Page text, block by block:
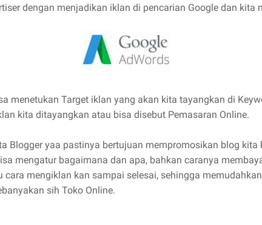
dengan menjadikan iklan di pencarian Google dan kita
menetukan Target iklan yang akan kita tayangkan di
kita ditayangkan atau bisa disebut Pemasaran Online.
Blogger yaa pastinya bertujuan mempromosikan blog kita
mengatur bagaimana dan apa, bahkan caranya
mengiklan kan sampai selesai, sehingga
sih Toko Online.